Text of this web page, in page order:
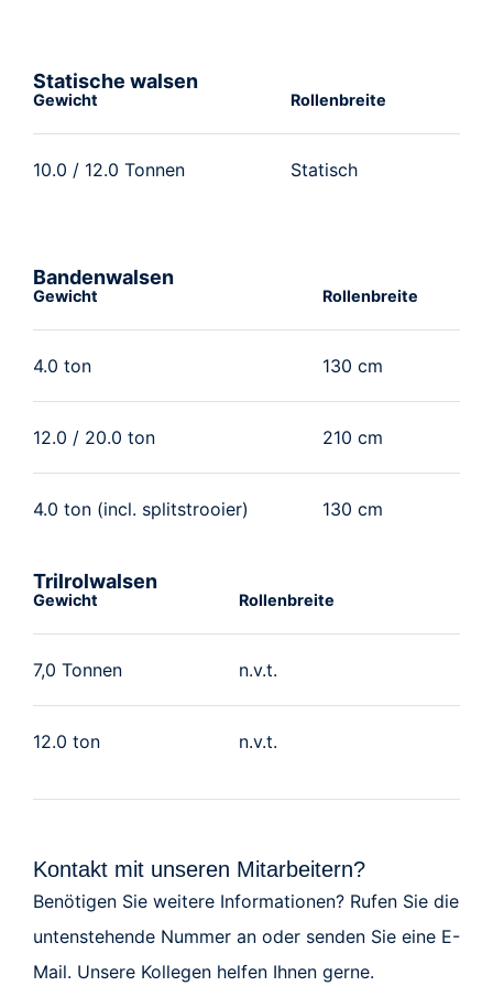
Statische walsen
Gewicht Rollenbreite
10.0 / 12.0 Tonnen Statisch
Bandenwalsen
Gewicht Rollenbreite
4.0 ton 130 cm
12.0 / 20.0 ton 210 cm
4.0 ton (incl. splitstrooier) 130 cm
Trilrolwalsen
Gewicht Rollenbreite
7,0 Tonnen n.v.t.
12.0 ton n.v.t.
Kontakt mit unseren Mitarbeitern?
Benötigen Sie weitere Informationen? Rufen Sie die
untenstehende Nummer an oder senden Sie eine E-
Mail. Unsere Kollegen helfen Ihnen gerne.